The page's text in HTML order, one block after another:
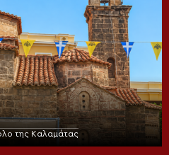
της Καλαμάτας